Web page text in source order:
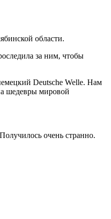
области.
за ним, чтобы
Deutsche Welle. Нам
шедевры мировой
очень странно.